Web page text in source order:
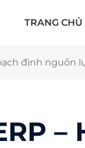
TRANG CHỦ
định nguồn